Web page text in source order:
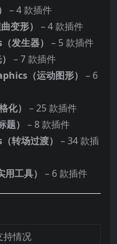
– 4 款插件
变形） – 4 款插件
发生器） – 5 款插件
– 7 款插件
（运动图形） – 6
化） – 25 款插件
） – 8 款插件
转场过渡） – 34 款插
工具） – 6 款插件
持情况